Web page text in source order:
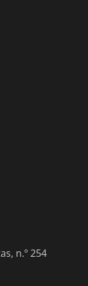
n.º 254